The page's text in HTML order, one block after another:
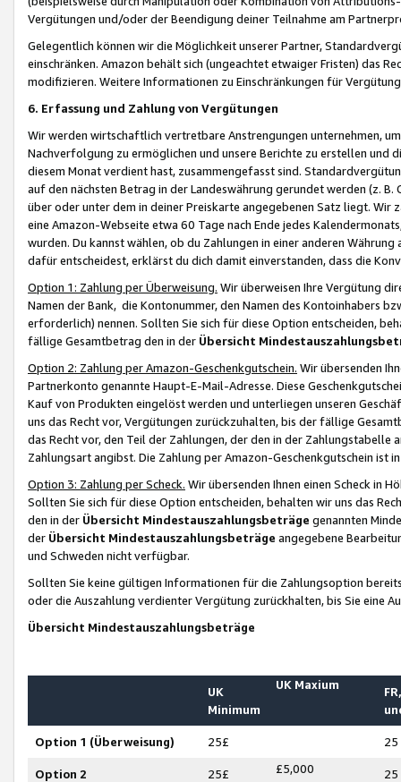
Vergütungen und/oder der Beendigung deiner Teilnahme am
Gelegentlich können wir die Möglichkeit unserer Partner,
einschränken. Amazon behält sich (ungeachtet etwaiger Fristen) das
modifizieren. Weitere Informationen zu Einschränkungen für
6. Erfassung und Zahlung von Vergütungen
Wir werden wirtschaftlich vertretbare Anstrengungen unternehmen,
Nachverfolgung zu ermöglichen und unsere Berichte zu erstellen und
diesem Monat verdient hast, zusammengefasst sind.
auf den nächsten Betrag in der Landeswährung gerundet werden (z.
über oder unter dem in deiner Preiskarte angegebenen Satz liegt.
eine Amazon-Webseite etwa 60 Tage nach Ende jedes
wurden. Du kannst wählen, ob du Zahlungen in einer anderen
dafür entscheidest, erklärst du dich damit einverstanden, dass die
Option 1: Zahlung per Überweisung. Wir überweisen Ihre Vergütung
Namen der Bank, die Kontonummer, den Namen des Kontoinhabers
erforderlich) nennen. Sollten Sie sich für diese Option entscheiden,
fällige Gesamtbetrag den in der Übersicht
Option 2: Zahlung per Amazon-Geschenkgutschein. Wir übersenden
Partnerkonto genannte Haupt-E-Mail-Adresse. Diese
Kauf von Produkten eingelöst werden und unterliegen unseren
uns das Recht vor, Vergütungen zurückzuhalten, bis der fällige
das Recht vor, den Teil der Zahlungen, der den in der
Zahlungsart angibst. Die Zahlung per Amazon-Geschenkgutschein ist
Option 3: Zahlung per Scheck. Wir übersenden Ihnen einen Scheck in
Sollten Sie sich für diese Option entscheiden, behalten wir uns das
den in der Übersicht Mindestauszahlungsbeträge genannten
der Übersicht Mindestauszahlungsbeträge angegebene
und Schweden nicht verfügbar.
Sollten Sie keine gültigen Informationen für die Zahlungsoption
oder die Auszahlung verdienter Vergütung zurückhalten, bis Sie
Übersicht Mindestauszahlungsbeträge
UK
Minimum
UK Maxium
Option 1 (Überweisung) 25£ 25
Option 2
25£ £5,000 25